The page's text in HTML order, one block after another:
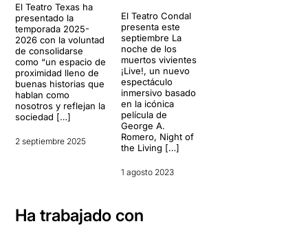
El Teatro Texas ha
presentado la
temporada 2025-
2026 con la voluntad
de consolidarse
como “un espacio de
proximidad lleno de
buenas historias que
hablan como
nosotros y reflejan la
sociedad […]
2 septiembre 2025
El Teatro Condal
presenta este
septiembre La
noche de los
muertos vivientes
¡Live!, un nuevo
espectáculo
inmersivo basado
en la icónica
película de
George A.
Romero, Night of
the Living […]
1 agosto 2023
Ha trabajado con